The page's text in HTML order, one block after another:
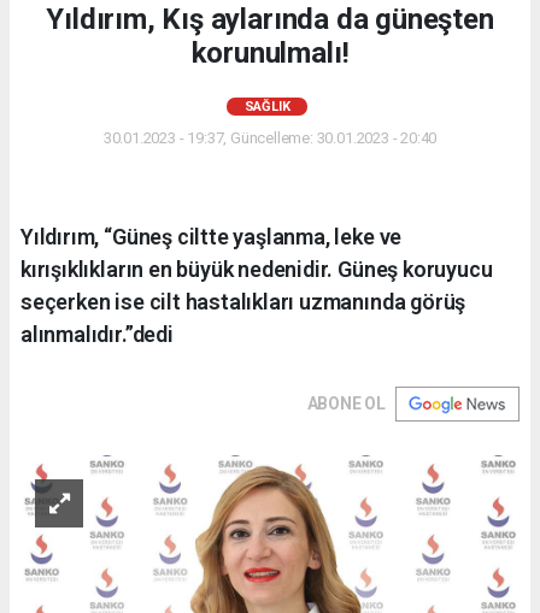
Yıldırım, Kış aylarında da güneşten
korunulmalı!
SAĞLIK
30.01.2023 - 19:37, Güncelleme: 30.01.2023 - 20:40
Yıldırım, “Güneş ciltte yaşlanma, leke ve
kırışıklıkların en büyük nedenidir. Güneş koruyucu
seçerken ise cilt hastalıkları uzmanında görüş
alınmalıdır.”dedi
ABONE OL